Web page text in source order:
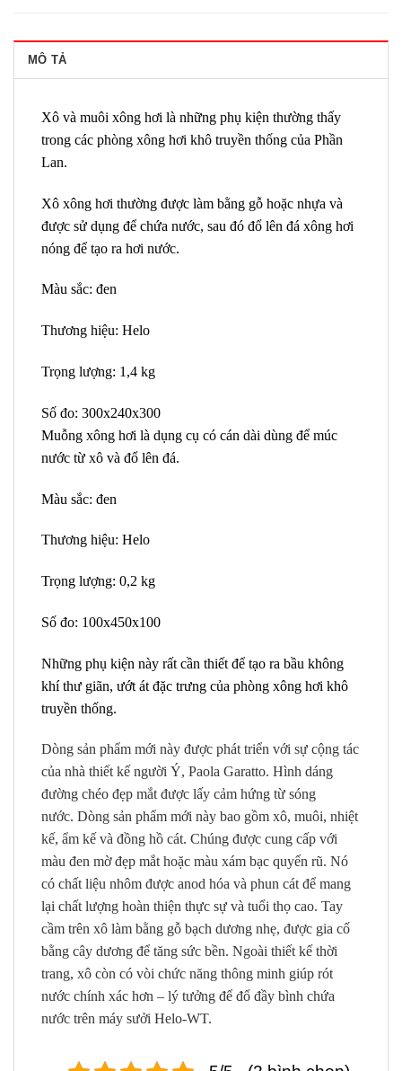
MÔ TẢ
Xô và muôi xông hơi là những phụ kiện thường thấy
trong các phòng xông hơi khô truyền thống của Phần
Lan.
Xô xông hơi thường được làm bằng gỗ hoặc nhựa và
được sử dụng để chứa nước, sau đó đổ lên đá xông hơi
nóng để tạo ra hơi nước.
Màu sắc: đen
Thương hiệu: Helo
Trọng lượng: 1,4 kg
Số đo: 300x240x300
Muỗng xông hơi là dụng cụ có cán dài dùng để múc
nước từ xô và đổ lên đá.
Màu sắc: đen
Thương hiệu: Helo
Trọng lượng: 0,2 kg
Số đo: 100x450x100
Những phụ kiện này rất cần thiết để tạo ra bầu không
khí thư giãn, ướt át đặc trưng của phòng xông hơi khô
truyền thống.
Dòng sản phẩm mới này được phát triển với sự cộng tác
của nhà thiết kế người Ý, Paola Garatto. Hình dáng
đường chéo đẹp mắt được lấy cảm hứng từ sóng
nước. Dòng sản phẩm mới này bao gồm xô, muôi, nhiệt
kế, ẩm kế và đồng hồ cát. Chúng được cung cấp với
màu đen mờ đẹp mắt hoặc màu xám bạc quyến rũ. Nó
có chất liệu nhôm được anod hóa và phun cát để mang
lại chất lượng hoàn thiện thực sự và tuổi thọ cao. Tay
cầm trên xô làm bằng gỗ bạch dương nhẹ, được gia cố
bằng cây dương để tăng sức bền. Ngoài thiết kế thời
trang, xô còn có vòi chức năng thông minh giúp rót
nước chính xác hơn – lý tưởng để đổ đầy bình chứa
nước trên máy sưởi Helo-WT.